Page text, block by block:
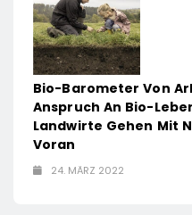
Bio-Barometer Von
Anspruch An Bio-
Landwirte Gehen Mit
Voran
24. MÄRZ 2022